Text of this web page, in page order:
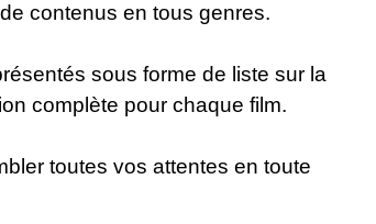
contenus en tous genres.
sous forme de liste sur la
complète pour chaque film.
toutes vos attentes en toute